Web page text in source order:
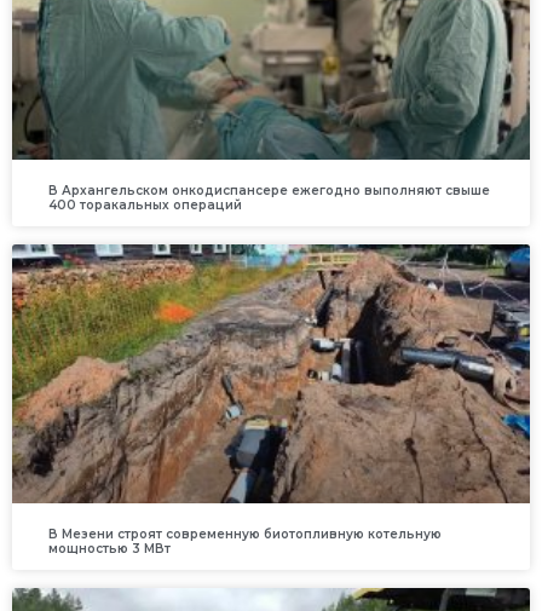
В Архангельском онкодиспансере ежегодно выполняют свыше
400 торакальных операций
В Мезени строят современную биотопливную котельную
мощностью 3 МВт